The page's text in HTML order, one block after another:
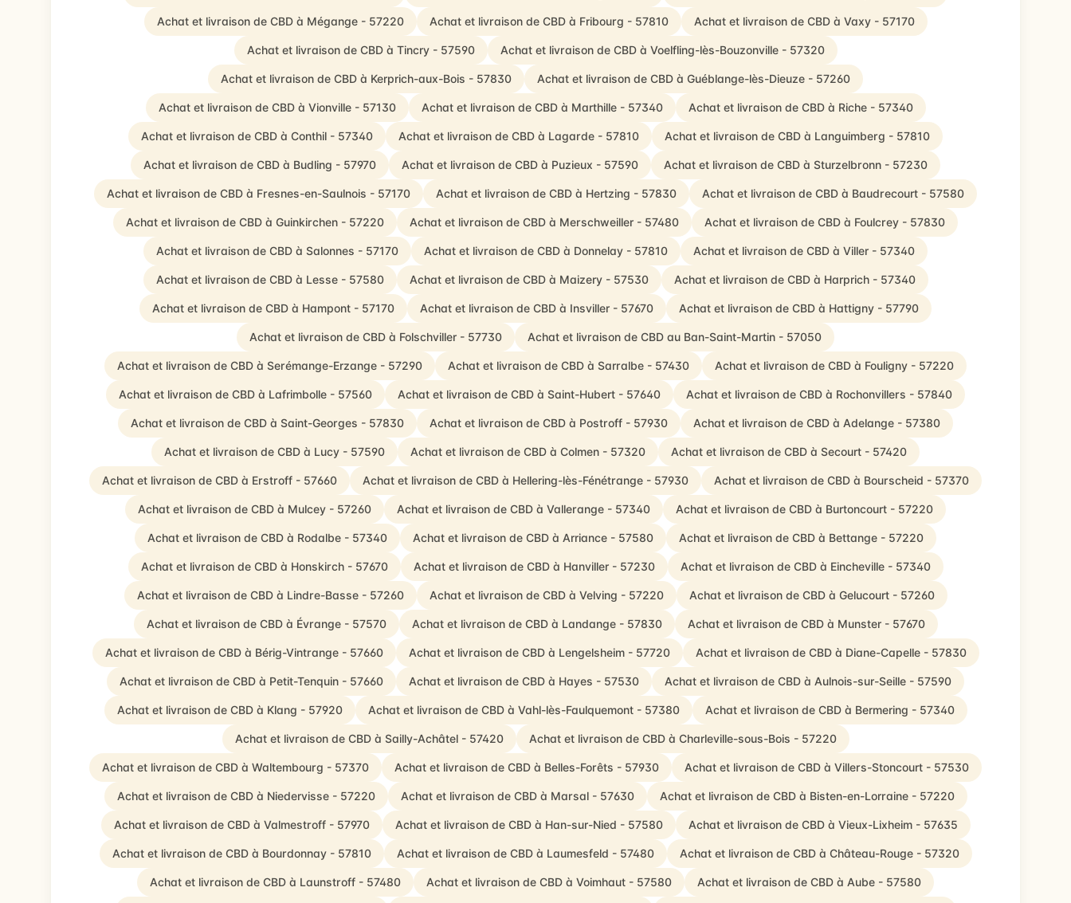
Achat et livraison de CBD à Mégange - 57220 Achat et livraison de CBD à Fribourg - 57810 Achat et livraison de CBD à Vaxy - 57170
Achat et livraison de CBD à Tincry - 57590 Achat et livraison de CBD à Voelfling-lès-Bouzonville - 57320
Achat et livraison de CBD à Kerprich-aux-Bois - 57830 Achat et livraison de CBD à Guéblange-lès-Dieuze - 57260
Achat et livraison de CBD à Vionville - 57130 Achat et livraison de CBD à Marthille - 57340 Achat et livraison de CBD à Riche - 57340
Achat et livraison de CBD à Conthil - 57340 Achat et livraison de CBD à Lagarde - 57810 Achat et livraison de CBD à Languimberg - 57810
Achat et livraison de CBD à Budling - 57970 Achat et livraison de CBD à Puzieux - 57590 Achat et livraison de CBD à Sturzelbronn - 57230
Achat et livraison de CBD à Fresnes-en-Saulnois - 57170 Achat et livraison de CBD à Hertzing - 57830 Achat et livraison de CBD à Baudrecourt - 57580
Achat et livraison de CBD à Guinkirchen - 57220 Achat et livraison de CBD à Merschweiller - 57480 Achat et livraison de CBD à Foulcrey - 57830
Achat et livraison de CBD à Salonnes - 57170 Achat et livraison de CBD à Donnelay - 57810 Achat et livraison de CBD à Viller - 57340
Achat et livraison de CBD à Lesse - 57580 Achat et livraison de CBD à Maizery - 57530 Achat et livraison de CBD à Harprich - 57340
Achat et livraison de CBD à Hampont - 57170 Achat et livraison de CBD à Insviller - 57670 Achat et livraison de CBD à Hattigny - 57790
Achat et livraison de CBD à Folschviller - 57730 Achat et livraison de CBD au Ban-Saint-Martin - 57050
Achat et livraison de CBD à Serémange-Erzange - 57290 Achat et livraison de CBD à Sarralbe - 57430 Achat et livraison de CBD à Fouligny - 57220
Achat et livraison de CBD à Lafrimbolle - 57560 Achat et livraison de CBD à Saint-Hubert - 57640 Achat et livraison de CBD à Rochonvillers - 57840
Achat et livraison de CBD à Saint-Georges - 57830 Achat et livraison de CBD à Postroff - 57930 Achat et livraison de CBD à Adelange - 57380
Achat et livraison de CBD à Lucy - 57590 Achat et livraison de CBD à Colmen - 57320 Achat et livraison de CBD à Secourt - 57420
Achat et livraison de CBD à Erstroff - 57660 Achat et livraison de CBD à Hellering-lès-Fénétrange - 57930 Achat et livraison de CBD à Bourscheid - 57370
Achat et livraison de CBD à Mulcey - 57260 Achat et livraison de CBD à Vallerange - 57340 Achat et livraison de CBD à Burtoncourt - 57220
Achat et livraison de CBD à Rodalbe - 57340 Achat et livraison de CBD à Arriance - 57580 Achat et livraison de CBD à Bettange - 57220
Achat et livraison de CBD à Honskirch - 57670 Achat et livraison de CBD à Hanviller - 57230 Achat et livraison de CBD à Eincheville - 57340
Achat et livraison de CBD à Lindre-Basse - 57260 Achat et livraison de CBD à Velving - 57220 Achat et livraison de CBD à Gelucourt - 57260
Achat et livraison de CBD à Évrange - 57570 Achat et livraison de CBD à Landange - 57830 Achat et livraison de CBD à Munster - 57670
Achat et livraison de CBD à Bérig-Vintrange - 57660 Achat et livraison de CBD à Lengelsheim - 57720 Achat et livraison de CBD à Diane-Capelle - 57830
Achat et livraison de CBD à Petit-Tenquin - 57660 Achat et livraison de CBD à Hayes - 57530 Achat et livraison de CBD à Aulnois-sur-Seille - 57590
Achat et livraison de CBD à Klang - 57920 Achat et livraison de CBD à Vahl-lès-Faulquemont - 57380 Achat et livraison de CBD à Bermering - 57340
Achat et livraison de CBD à Sailly-Achâtel - 57420 Achat et livraison de CBD à Charleville-sous-Bois - 57220
Achat et livraison de CBD à Waltembourg - 57370 Achat et livraison de CBD à Belles-Forêts - 57930 Achat et livraison de CBD à Villers-Stoncourt - 57530
Achat et livraison de CBD à Niedervisse - 57220 Achat et livraison de CBD à Marsal - 57630 Achat et livraison de CBD à Bisten-en-Lorraine - 57220
Achat et livraison de CBD à Valmestroff - 57970 Achat et livraison de CBD à Han-sur-Nied - 57580 Achat et livraison de CBD à Vieux-Lixheim - 57635
Achat et livraison de CBD à Bourdonnay - 57810 Achat et livraison de CBD à Laumesfeld - 57480 Achat et livraison de CBD à Château-Rouge - 57320
Achat et livraison de CBD à Launstroff - 57480 Achat et livraison de CBD à Voimhaut - 57580 Achat et livraison de CBD à Aube - 57580